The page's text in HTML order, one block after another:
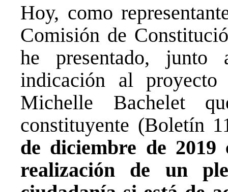
Hoy, como
Comisión de
he presentado, junto
indicación al
Michelle Bachelet
constituyente (Boletín
de diciembre de
realización de un